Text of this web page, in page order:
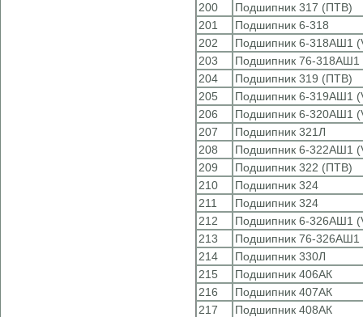
200
Подшипник 317 (ПТВ)
201
Подшипник 6-318
202
Подшипник 6-318АШ1
203
Подшипник 76-318АШ1
204
Подшипник 319 (ПТВ)
205
Подшипник 6-319АШ1
206
Подшипник 6-320АШ1
207
Подшипник 321Л
208
Подшипник 6-322АШ1
209
Подшипник 322 (ПТВ)
210
Подшипник 324
211
Подшипник 324
212
Подшипник 6-326АШ1
213
Подшипник 76-326АШ1
214
Подшипник 330Л
215
Подшипник 406АК
216
Подшипник 407АК
217
Подшипник 408АК